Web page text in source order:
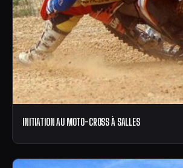
INITIATION AU MOTO-CROSS À SALLES